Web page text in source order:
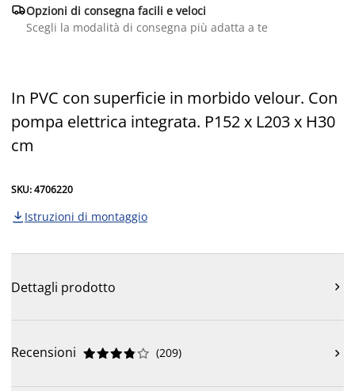
Opzioni di consegna facili e veloci
Scegli la modalità di consegna più adatta a te
In PVC con superficie in morbido velour. Con
pompa elettrica integrata. P152 x L203 x H30
cm
SKU: 4706220
 Istruzioni di montaggio
Dettagli prodotto 
Recensioni 




 (209) 